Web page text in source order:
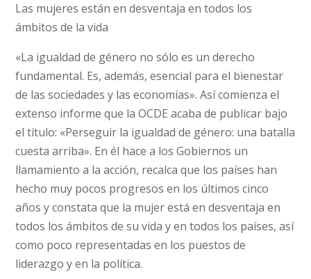
Las mujeres están en desventaja en todos los
ámbitos de la vida
«La igualdad de género no sólo es un derecho
fundamental. Es, además, esencial para el bienestar
de las sociedades y las economías». Así comienza el
extenso informe que la OCDE acaba de publicar bajo
el título: «Perseguir la igualdad de género: una batalla
cuesta arriba». En él hace a los Gobiernos un
llamamiento a la acción, recalca que los países han
hecho muy pocos progresos en los últimos cinco
años y constata que la mujer está en desventaja en
todos los ámbitos de su vida y en todos los países, así
como poco representadas en los puestos de
liderazgo y en la política.